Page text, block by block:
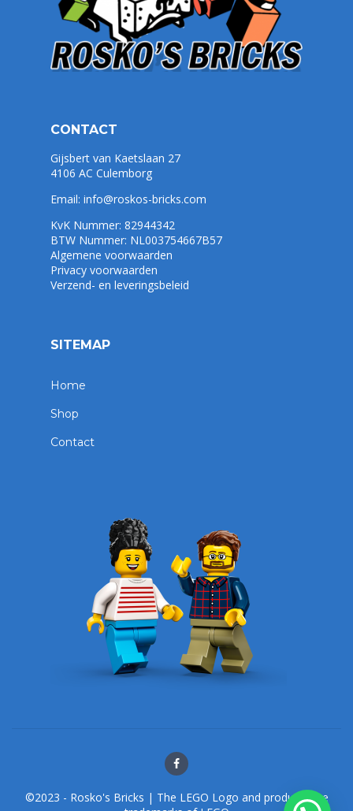
CONTACT
Gijsbert van Kaetslaan 27
4106 AC Culemborg
Email: info@roskos-bricks.com
KvK Nummer: 82944342
BTW Nummer: NL003754667B57
Algemene voorwaarden
Privacy voorwaarden
Verzend- en leveringsbeleid
SITEMAP
Home
Shop
Contact
©2023 - Rosko's Bricks | The LEGO Logo and products are